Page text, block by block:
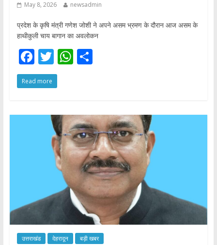
May 8, 2026 newsadmin
प्रदेश के कृषि मंत्री गणेश जोशी ने अपने असम भ्रमण के दौरान आज असम के
हाथीकुली चाय बागान का अवलोकन
F
ac
e
o
T
w
itt
W
A
p
p
S
Read more
उत्तराखंड देहरादून बड़ी खबर